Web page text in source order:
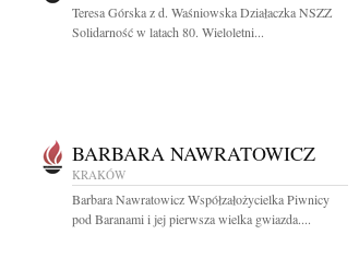
Teresa Górska z d. Waśniowska Działaczka NSZZ
Solidarność w latach 80. Wieloletni...
BARBARA NAWRATOWICZ
KRAKÓW
Barbara Nawratowicz Współzałożycielka Piwnicy
pod Baranami i jej pierwsza wielka gwiazda....